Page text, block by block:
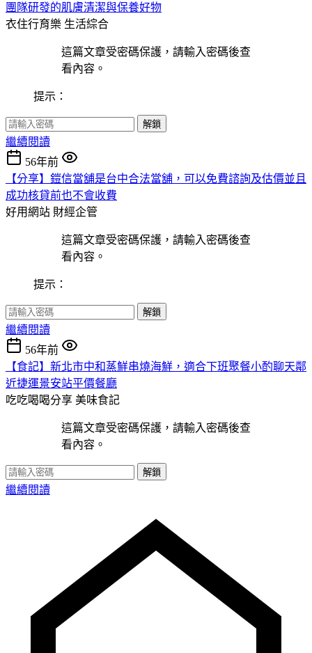
團隊研發的肌膚清潔與保養好物
衣住行育樂 生活綜合
這篇文章受密碼保護，請輸入密碼後查
看內容。
提示：
解鎖
繼續閱讀
56年前
【分享】鎧信當舖是台中合法當舖，可以免費諮詢及估價並且
成功核貸前也不會收費
好用網站 財經企管
這篇文章受密碼保護，請輸入密碼後查
看內容。
提示：
解鎖
繼續閱讀
56年前
【食記】新北市中和蒸鮮串燒海鮮，適合下班聚餐小酌聊天鄰
近捷運景安站平價餐廳
吃吃喝喝分享 美味食記
這篇文章受密碼保護，請輸入密碼後查
看內容。
解鎖
繼續閱讀